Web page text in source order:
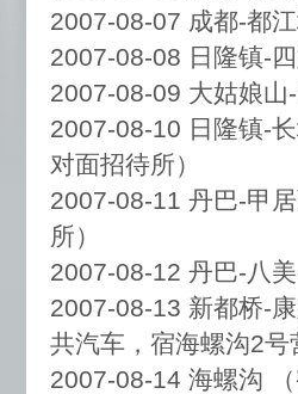
2007-08-07 成都-都
2007-08-08 日隆镇-
2007-08-09 大姑娘山
2007-08-10 日隆镇-
对面招待所）
2007-08-11 丹巴-甲
所）
2007-08-12 丹巴-八
2007-08-13 新都桥-
共汽车，宿海螺沟2号
2007-08-14 海螺沟 （